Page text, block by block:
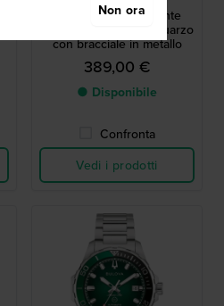
Sutton 23 mm Elegante
orologio quadrato al quarzo
con bracciale in metallo
389,00 €
● Disponibile
Confronta
Vedi i prodotti
Non ora